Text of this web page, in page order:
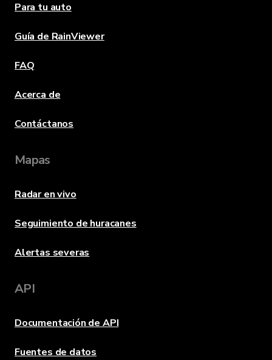
Para tu auto
Guía de RainViewer
FAQ
Acerca de
Contáctanos
Mapas
Radar en vivo
Seguimiento de huracanes
Alertas severas
API
Documentación de API
Fuentes de datos